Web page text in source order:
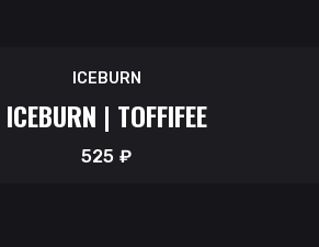
ICEBURN
ICEBURN | TOFFIFEE
525₽